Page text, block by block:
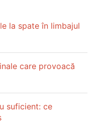
la spate în limbajul
care provoacă
suficient: ce